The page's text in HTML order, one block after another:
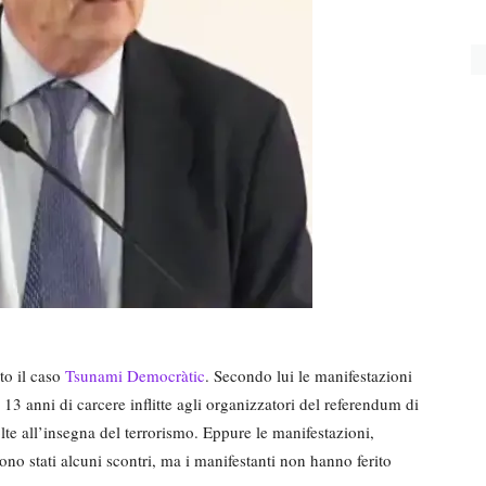
il caso Tsunami Democràtic. Secondo lui le manifestazioni
anni di carcere inflitte agli organizzatori del referendum di
all’insegna del terrorismo. Eppure le manifestazioni,
stati alcuni scontri, ma i manifestanti non hanno ferito